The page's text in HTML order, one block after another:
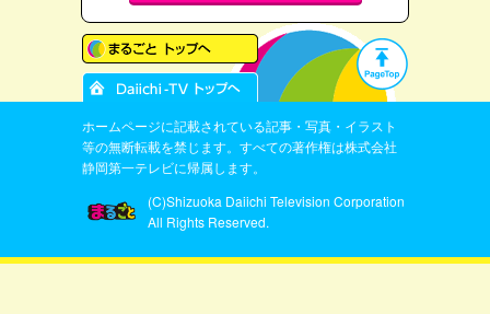
ホームページに記載されている記事・写真・イラスト
等の無断転載を禁じます。すべての著作権は株式会社
静岡第一テレビに帰属します。
(C)Shizuoka Daiichi Television Corporation
All Rights Reserved.